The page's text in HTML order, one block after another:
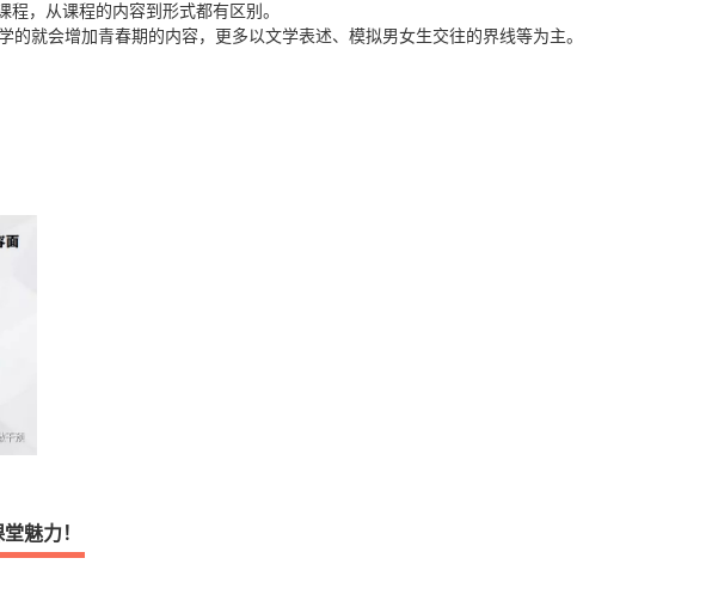
，从课程的内容到形式都有区别。
的就会增加青春期的内容，更多以文学表述、模拟男女生交往的界线等为主。
魅力！